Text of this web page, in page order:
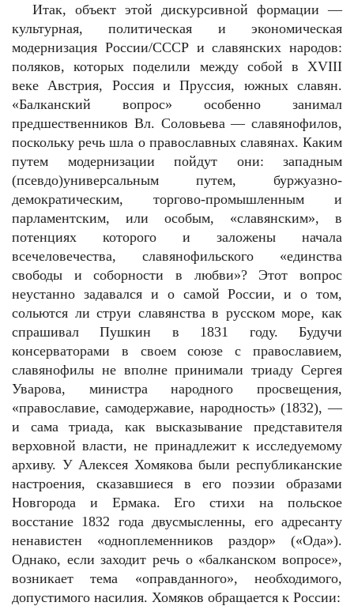
Итак, объект этой дискурсивной формации —
культурная, политическая и экономическая
модернизация России/СССР и славянских народов:
поляков, которых поделили между собой в XVIII
веке Австрия, Россия и Пруссия, южных славян.
«Балканский вопрос» особенно занимал
предшественников Вл. Соловьева — славянофилов,
поскольку речь шла о православных славянах. Каким
путем модернизации пойдут они: западным
(псевдо)универсальным путем, буржуазно-
демократическим, торгово-промышленным и
парламентским, или особым, «славянским», в
потенциях которого и заложены начала
всечеловечества, славянофильского «единства
свободы и соборности в любви»? Этот вопрос
неустанно задавался и о самой России, и о том,
сольются ли струи славянства в русском море, как
спрашивал Пушкин в 1831 году. Будучи
консерваторами в своем союзе с православием,
славянофилы не вполне принимали триаду Сергея
Уварова, министра народного просвещения,
«православие, самодержавие, народность» (1832), —
и сама триада, как высказывание представителя
верховной власти, не принадлежит к исследуемому
архиву. У Алексея Хомякова были республиканские
настроения, сказавшиеся в его поэзии образами
Новгорода и Ермака. Его стихи на польское
восстание 1832 года двусмысленны, его адресанту
ненавистен «одноплеменников раздор» («Ода»).
Однако, если заходит речь о «балканском вопросе»,
возникает тема «оправданного», необходимого,
допустимого насилия. Хомяков обращается к России: